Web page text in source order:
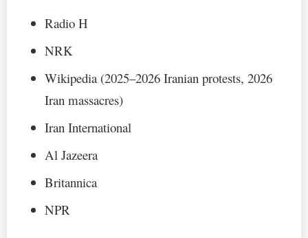
Radio H
NRK
Wikipedia (2025–2026 Iranian protests, 2026
Iran massacres)
Iran International
Al Jazeera
Britannica
NPR